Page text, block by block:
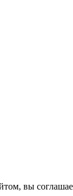
вы